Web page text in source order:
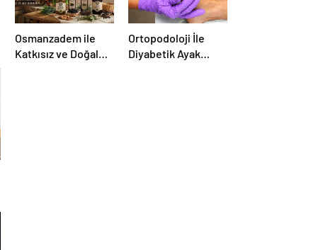
Osmanzadem ile
Katkısız ve Doğal
Ortopodoloji İle
Diyabetik Ayak